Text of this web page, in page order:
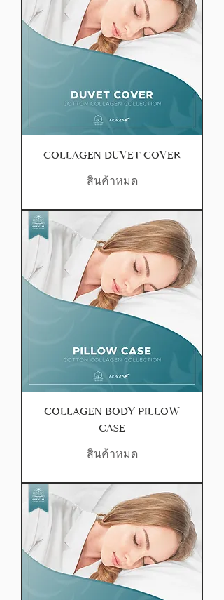
COLLAGEN DUVET COVER
สินค้าหมด
COLLAGEN BODY PILLOW
CASE
สินค้าหมด